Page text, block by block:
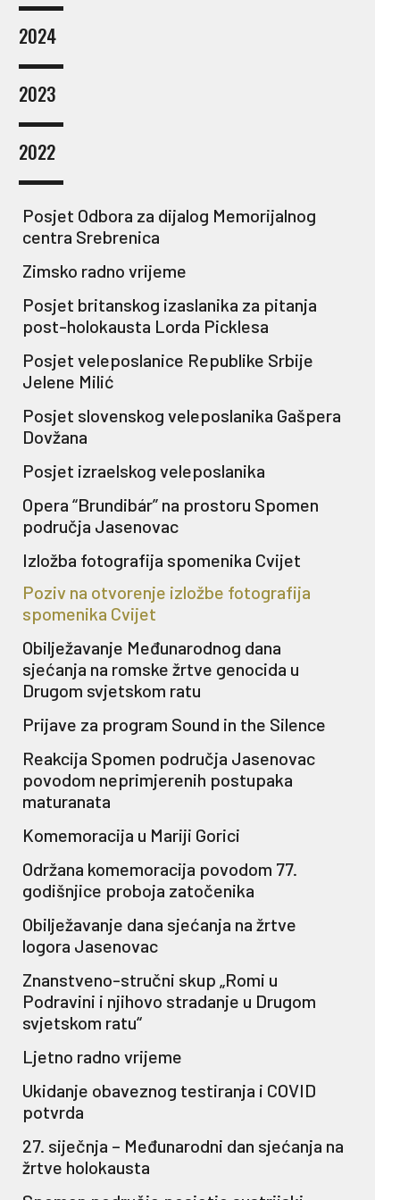
2024
2023
2022
Posjet Odbora za dijalog Memorijalnog
centra Srebrenica
Zimsko radno vrijeme
Posjet britanskog izaslanika za pitanja
post-holokausta Lorda Picklesa
Posjet veleposlanice Republike Srbije
Jelene Milić
Posjet slovenskog veleposlanika Gašpera
Dovžana
Posjet izraelskog veleposlanika
Opera “Brundibár” na prostoru Spomen
područja Jasenovac
Izložba fotografija spomenika Cvijet
Poziv na otvorenje izložbe fotografija
spomenika Cvijet
Obilježavanje Međunarodnog dana
sjećanja na romske žrtve genocida u
Drugom svjetskom ratu
Prijave za program Sound in the Silence
Reakcija Spomen područja Jasenovac
povodom neprimjerenih postupaka
maturanata
Komemoracija u Mariji Gorici
Održana komemoracija povodom 77.
godišnjice proboja zatočenika
Obilježavanje dana sjećanja na žrtve
logora Jasenovac
Znanstveno-stručni skup „Romi u
Podravini i njihovo stradanje u Drugom
svjetskom ratu“
Ljetno radno vrijeme
Ukidanje obaveznog testiranja i COVID
potvrda
27. siječnja – Međunarodni dan sjećanja na
žrtve holokausta